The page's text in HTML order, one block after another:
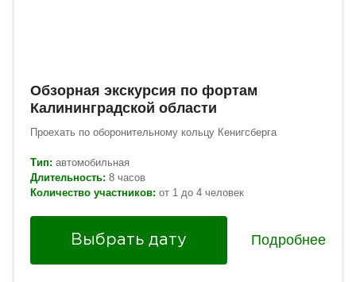
Обзорная экскурсия по фортам
Калининградской области
Проехать по оборонительному кольцу Кенигсберга
Тип: автомобильная
Длительность: 8 часов
Количество участников: от 1 до 4 человек
Выбрать дату Подробнее